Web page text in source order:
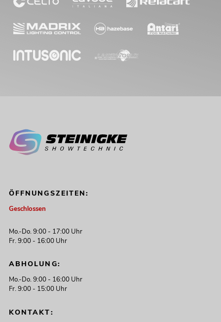
ÖFFNUNGSZEITEN:
Geschlossen
Mo.-Do. 9:00 - 17:00 Uhr
Fr. 9:00 - 16:00 Uhr
ABHOLUNG:
Mo.-Do. 9:00 - 16:00 Uhr
Fr. 9:00 - 15:00 Uhr
KONTAKT: